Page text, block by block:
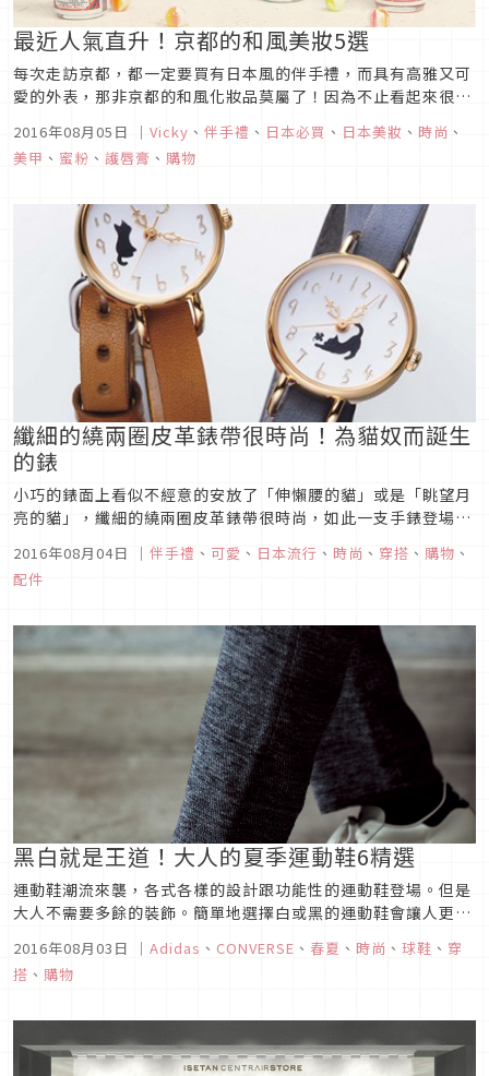
最近人氣直升！京都的和風美妝5選
每次走訪京都，都一定要買有日本風的伴手禮，而具有高雅又可
愛的外表，那非京都的和風化妝品莫屬了！因為不止看起來很漂
色彩的設計，能突顯女孩們的自然美，簡直就是送禮、自用兩相
宜！一起來看一下最近人氣的京都化妝品五選！
2016年08月05日 ｜ Vicky 、 伴手禮 、 日本必買 、 日本美妝 、 時尚 、
美甲 、 蜜粉 、 護唇膏 、 購物
纖細的繞兩圈皮革錶帶很時尚！為貓奴而誕生
的錶
小巧的錶面上看似不經意的安放了「伸懶腰的貓」或是「眺望月
亮的貓」，纖細的繞兩圈皮革錶帶很時尚，如此一支手錶登場
是在正常程度範圍內能防水的款式，因此可以放心於日常生活中
使用。從手錶本身乃至錶帶，都是由位於金澤，創業20多年的製
2016年08月04日 ｜ 伴手禮 、 可愛 、 日本流行 、 時尚 、 穿搭 、 購物 、
配件
黑白就是王道！大人的夏季運動鞋6精選
運動鞋潮流來襲，各式各樣的設計跟功能性的運動鞋登場。但是
大人不需要多餘的裝飾。簡單地選擇白或黑的運動鞋會讓人更有
2016年08月03日 ｜ Adidas 、 CONVERSE 、 春夏 、 時尚 、 球鞋 、 穿
搭 、 購物